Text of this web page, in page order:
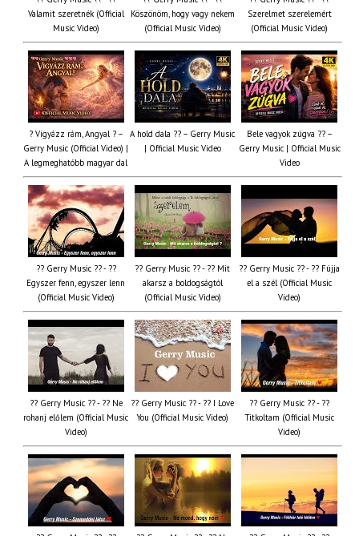
Valamit szeretnék (Official
Music Video)
Köszönöm, hogy vagy nekem
(Official Music Video)
Szerelmet szerelemért
(Official Music Video)
? Vigyázz rám, Angyal ? –
Gerry Music (Official Video) |
A legmeghatóbb magyar dal
A hold dala ?? – Gerry Music
| Official Music Video
Bele vagyok zúgva ?? –
Gerry Music | Official Music
Video
?? Gerry Music ?? - ??
Egyszer fenn, egyszer lenn
(Official Music Video)
?? Gerry Music ?? - ?? Mit
akarsz a boldogságtól
(Official Music Video)
?? Gerry Music ?? - ?? Fújja
el a szél (Official Music
Video)
?? Gerry Music ?? - ?? Ne
rohanj előlem (Official Music
Video)
?? Gerry Music ?? - ?? I Love
You (Official Music Video)
?? Gerry Music ?? - ??
Titkoltam (Official Music
Video)